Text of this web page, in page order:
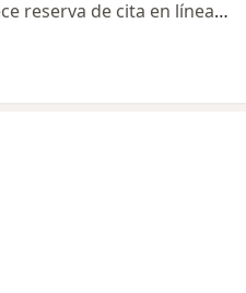
Este especialista no ofrece reserva de cita en línea en esta dirección.